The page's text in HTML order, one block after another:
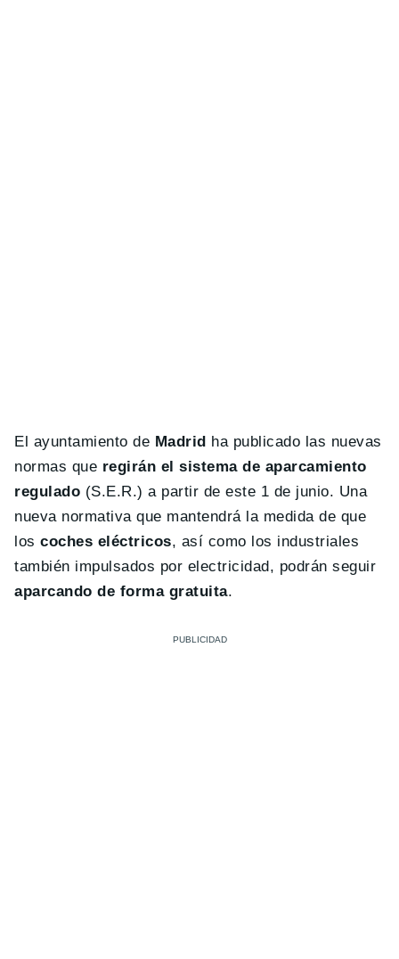
El ayuntamiento de Madrid ha publicado las nuevas
normas que regirán el sistema de aparcamiento
regulado (S.E.R.) a partir de este 1 de junio. Una
nueva normativa que mantendrá la medida de que
los coches eléctricos, así como los industriales
también impulsados por electricidad, podrán seguir
aparcando de forma gratuita.